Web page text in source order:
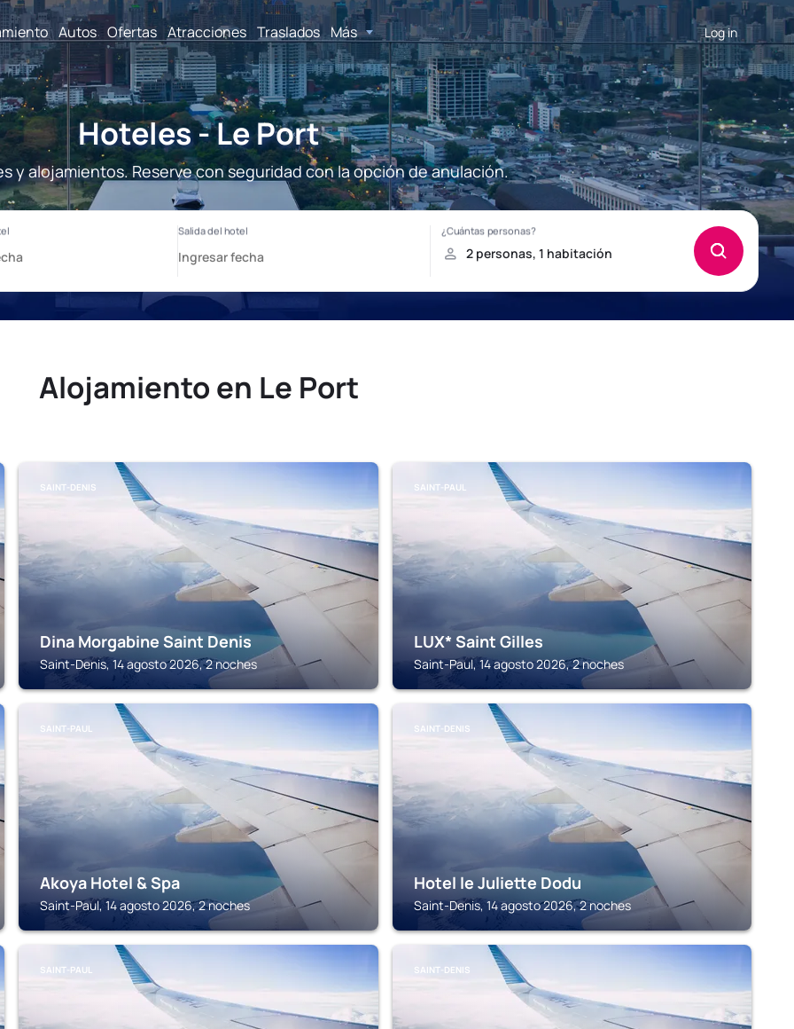
Autos Ofertas Atracciones Traslados Más Log in
Hoteles - Le Port
y alojamientos. Reserve con seguridad con la opción de anulación.
Alojamiento en Le Port
SAINT-DENIS
Dina Morgabine Saint Denis
Saint-Denis, 14 agosto 2026, 2 noches
SAINT-PAUL
LUX* Saint Gilles
Saint-Paul, 14 agosto 2026, 2 noches
SAINT-PAUL
Akoya Hotel & Spa
Saint-Paul, 14 agosto 2026, 2 noches
SAINT-DENIS
Hotel le Juliette Dodu
Saint-Denis, 14 agosto 2026, 2 noches
SAINT-PAUL SAINT-DENIS